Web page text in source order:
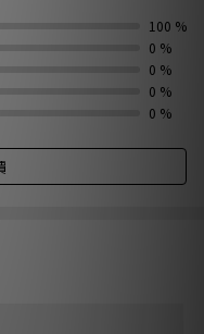
100 %
0 %
0 %
0 %
0 %